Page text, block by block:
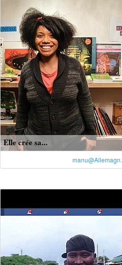
Elle crée sa...
manu@Allemagn.